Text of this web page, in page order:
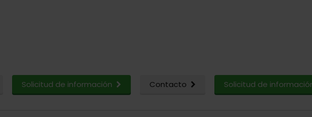
Solicitud de información Contacto Solicitud de